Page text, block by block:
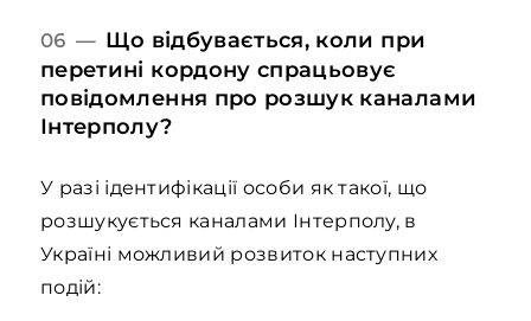
06 — Що відбувається, коли при
перетині кордону спрацьовує
повідомлення про розшук каналами
Інтерполу?
У разі ідентифікації особи як такої, що
розшукується каналами Інтерполу, в
Україні можливий розвиток наступних
подій: